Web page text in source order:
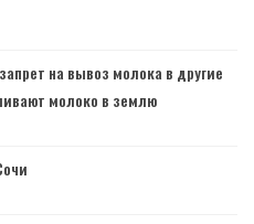
на вывоз молока в другие
молоко в землю